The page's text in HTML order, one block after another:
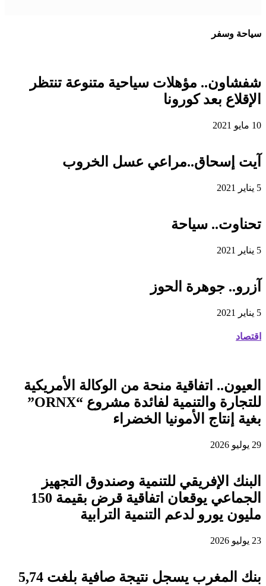
سياحة وسفر
شفشاون.. مؤهلات سياحية متنوعة تنتظر
الإقلاع بعد كورونا
10 مايو 2021
آيت إسحاق..مراعي عسل الخروب
5 يناير 2021
تحناوت.. سياحة
5 يناير 2021
آزرو.. جوهرة الحوز
5 يناير 2021
اقتصاد
العيون.. اتفاقية منحة من الوكالة الأمريكية
للتجارة والتنمية لفائدة مشروع “ORNX”
بغية إنتاج الأمونيا الخضراء
29 يوليو 2026
البنك الإفريقي للتنمية وصندوق التجهيز
الجماعي يوقعان اتفاقية قرض بقيمة 150
مليون يورو لدعم التنمية الترابية
23 يوليو 2026
بنك المغرب يسجل نتيجة صافية بلغت 5,74